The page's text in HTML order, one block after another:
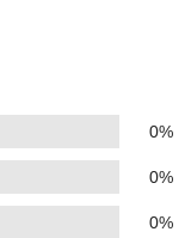
0%
0%
0%